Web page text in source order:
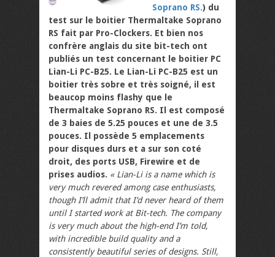
Soprano RS.) du
test sur le boitier Thermaltake Soprano
RS fait par Pro-Clockers. Et bien nos
confrère anglais du site bit-tech ont
publiés un test concernant le boitier PC
Lian-Li PC-B25. Le Lian-Li PC-B25 est un
boitier très sobre et très soigné, il est
beaucop moins flashy que le
Thermaltake Soprano RS. Il est composé
de 3 baies de 5.25 pouces et une de 3.5
pouces. Il possède 5 emplacements
pour disques durs et a sur son coté
droit, des ports USB, Firewire et de
prises audios. « Lian-Li is a name which is
very much revered among case enthusiasts,
though I’ll admit that I’d never heard of them
until I started work at Bit-tech. The company
is very much about the high-end I’m told,
with incredible build quality and a
consistently beautiful series of designs. Still,